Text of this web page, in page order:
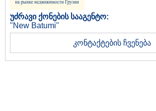
უძრავი ქონების სააგენტო:
"New Batumi"
კონტაქტების ჩვენება